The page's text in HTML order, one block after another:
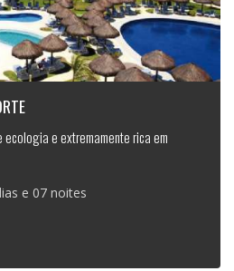
e extremamente rica em
e 07 noites